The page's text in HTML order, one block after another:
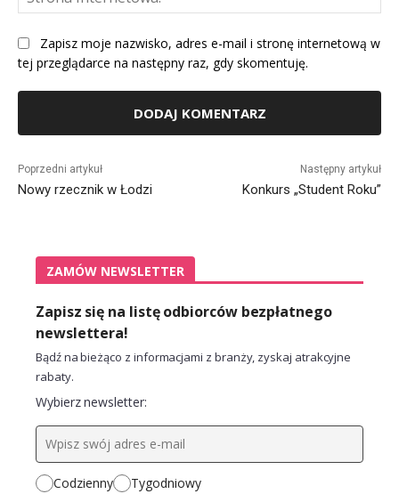
Zapisz moje nazwisko, adres e-mail i stronę internetową w
tej przeglądarce na następny raz, gdy skomentuję.
Poprzedni artykuł
Nowy rzecznik w Łodzi
Następny artykuł
Konkurs „Student Roku”
ZAMÓW NEWSLETTER
Zapisz się na listę odbiorców bezpłatnego
newslettera!
Bądź na bieżąco z informacjami z branży, zyskaj atrakcyjne
rabaty.
Wybierz newsletter:
Codzienny Tygodniowy